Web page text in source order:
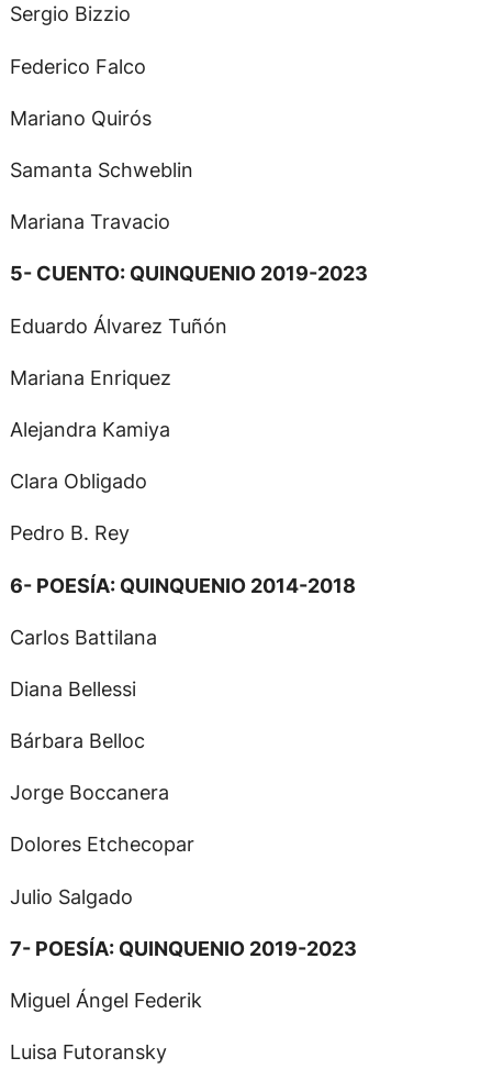
Sergio Bizzio
Federico Falco
Mariano Quirós
Samanta Schweblin
Mariana Travacio
5- CUENTO: QUINQUENIO 2019-2023
Eduardo Álvarez Tuñón
Mariana Enriquez
Alejandra Kamiya
Clara Obligado
Pedro B. Rey
6- POESÍA: QUINQUENIO 2014-2018
Carlos Battilana
Diana Bellessi
Bárbara Belloc
Jorge Boccanera
Dolores Etchecopar
Julio Salgado
7- POESÍA: QUINQUENIO 2019-2023
Miguel Ángel Federik
Luisa Futoransky